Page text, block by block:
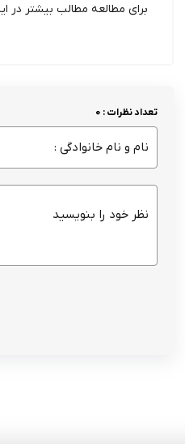
برای مطالعه مطالب بیشتر در
تعداد نظرات : 0